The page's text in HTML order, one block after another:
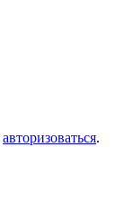
авторизоваться.